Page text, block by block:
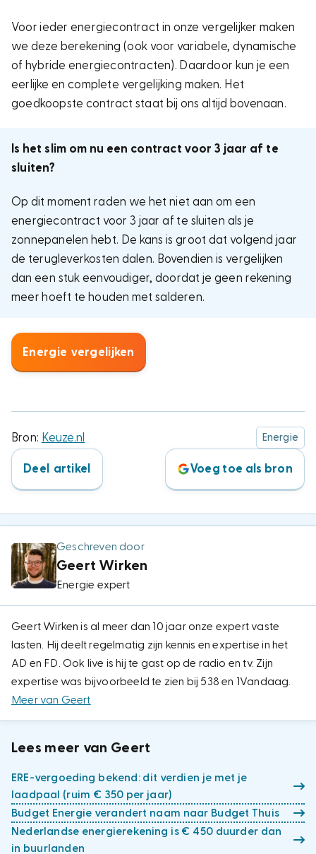
Voor ieder energiecontract in onze vergelijker maken
we deze berekening (ook voor variabele, dynamische
of hybride energiecontracten). Daardoor kun je een
eerlijke en complete vergelijking maken. Het
goedkoopste contract staat bij ons altijd bovenaan.
Is het slim om nu een contract voor 3 jaar af te
sluiten?
Op dit moment raden we het niet aan om een
energiecontract voor 3 jaar af te sluiten als je
zonnepanelen hebt. De kans is groot dat volgend jaar
de terugleverkosten dalen. Bovendien is vergelijken
dan een stuk eenvoudiger, doordat je geen rekening
meer hoeft te houden met salderen.
Energie vergelijken
Bron: Keuze.nl Energie
Deel artikel Voeg toe als bron
Geschreven door
Geert Wirken
Energie expert
Geert Wirken is al meer dan 10 jaar onze expert vaste
lasten. Hij deelt regelmatig zijn kennis en expertise in het
AD en FD. Ook live is hij te gast op de radio en tv. Zijn
expertise was bijvoorbeeld te zien bij 538 en 1Vandaag.
Meer van Geert
Lees meer van Geert
ERE-vergoeding bekend: dit verdien je met je
laadpaal (ruim € 350 per jaar)
Budget Energie verandert naam naar Budget Thuis
Nederlandse energierekening is € 450 duurder dan
in buurlanden